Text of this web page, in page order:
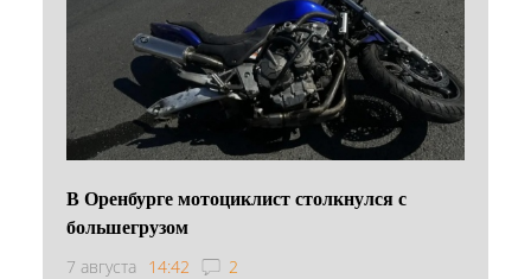
В Оренбурге мотоциклист столкнулся с
большегрузом
7 августа 14:42 2